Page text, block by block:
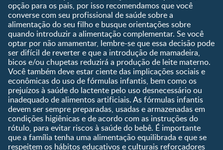
nascer?
Guia de Nomes para Bebê
Calendário de semanas de
gravidez
Calculadora de cor dos
olhos
Curva de crescimento do
bebê
Planeta dos Pais
Receitas
opção para os pais, por isso recomendamos que você
converse com seu profissional de saúde sobre a
alimentação do seu filho e busque orientações sobre
quando introduzir a alimentação complementar. Se você
optar por não amamentar, lembre-se que essa decisão pode
ser difícil de reverter e que a introdução de mamadeira,
bicos e/ou chupetas reduzirá a produção de leite materno.
Você também deve estar ciente das implicações sociais e
econômicas do uso de fórmulas infantis, bem como os
prejuízos à saúde do lactente pelo uso desnecessário ou
inadequado de alimentos artificiais. As fórmulas infantis
devem ser sempre preparadas, usadas e armazenadas em
condições higiênicas e de acordo com as instruções do
rótulo, para evitar riscos à saúde do bebê. É importante
que a família tenha uma alimentação equilibrada e que se
respeitem os hábitos educativos e culturais reforçadores